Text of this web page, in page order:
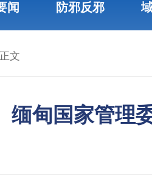
闻 防邪反邪
文
缅甸国家管理